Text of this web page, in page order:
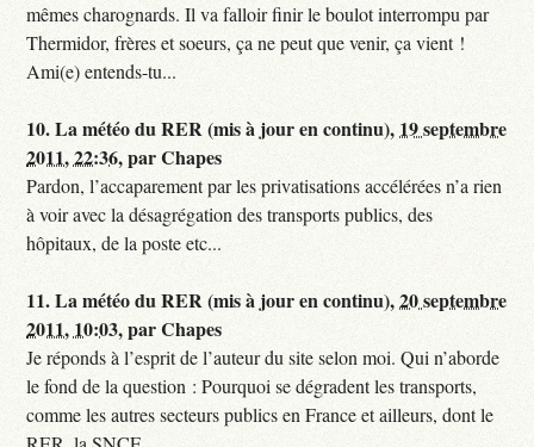
mêmes charognards. Il va falloir finir le boulot interrompu par
Thermidor, frères et soeurs, ça ne peut que venir, ça vient !
Ami(e) entends-tu...
10.La météo du RER (mis à jour en continu), 19 septembre
2011, 22:36,parChapes
Pardon, l’accaparement par les privatisations accélérées n’a rien
à voir avec la désagrégation des transports publics, des
hôpitaux, de la poste etc...
11.La météo du RER (mis à jour en continu),20 septembre
2011, 10:03,parChapes
Je réponds à l’esprit de l’auteur du site selon moi. Qui n’aborde
le fond de la question : Pourquoi se dégradent les transports,
comme les autres secteurs publics en France et ailleurs, dont le